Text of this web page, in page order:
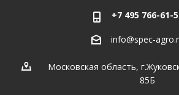
+7 495 766-61-
info@spec-
Московская область,
85Б